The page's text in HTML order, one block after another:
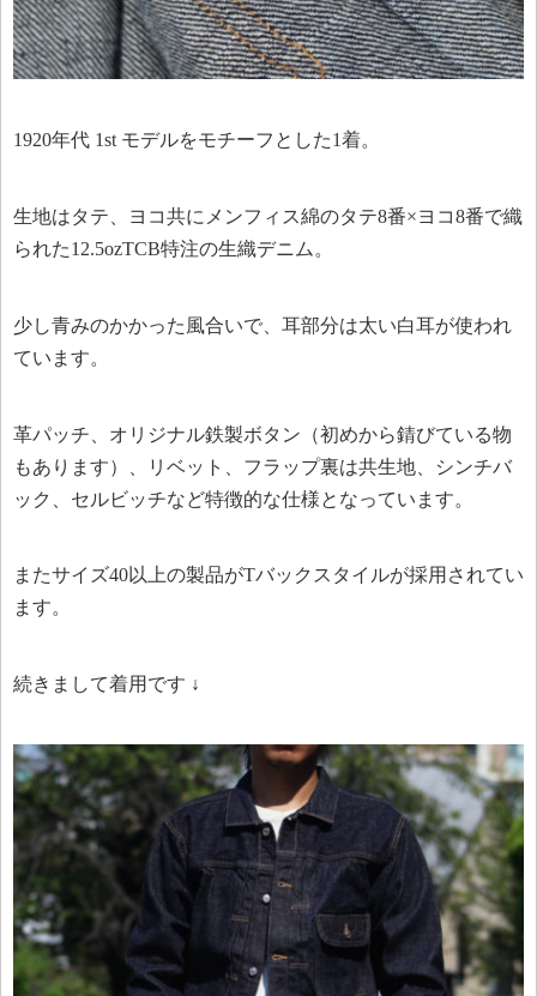
1920年代 1st モデルをモチーフとした1着。
生地はタテ、ヨコ共にメンフィス綿のタテ8番×ヨコ8番で織
られた12.5ozTCB特注の生織デニム。
少し青みのかかった風合いで、耳部分は太い白耳が使われ
ています。
革パッチ、オリジナル鉄製ボタン（初めから錆びている物
もあります）、リベット、フラップ裏は共生地、シンチバ
ック、セルビッチなど特徴的な仕様となっています。
またサイズ40以上の製品がTバックスタイルが採用されてい
ます。
続きまして着用です ↓